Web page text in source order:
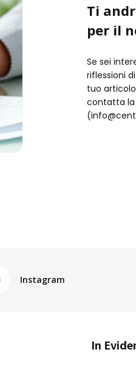
Ti
per il
Se sei
riflessioni
tuo
contatta la
Instagram
In